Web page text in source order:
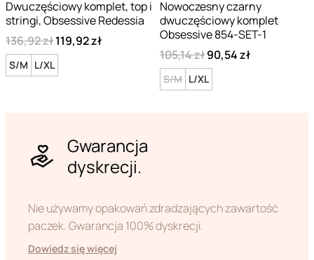
Dwuczęściowy komplet, top i
stringi, Obsessive Redessia
136,92 zł119,92 zł
S/M L/XL
Nowoczesny czarny
dwuczęściowy komplet
Obsessive 854-SET-1
105,14 zł90,54 zł
S/M L/XL
Gwarancja
dyskrecji.
Nie używamy opakowań zdradzających zawartość
paczek. Gwarancja 100% dyskrecji.
Dowiedz się więcej